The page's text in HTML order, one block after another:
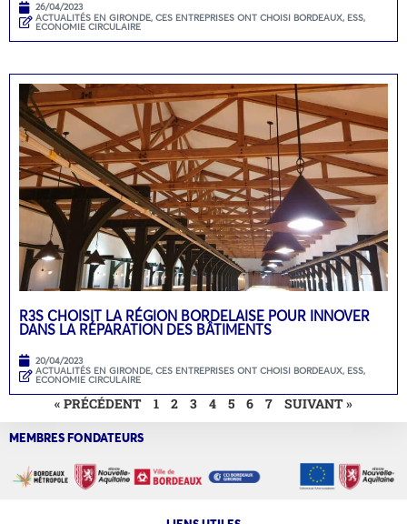
26/04/2023
ACTUALITÉS EN GIRONDE, CES ENTREPRISES ONT CHOISI BORDEAUX, ESS,
ECONOMIE CIRCULAIRE
R3S CHOISIT LA RÉGION BORDELAISE POUR INNOVER
DANS LA RÉPARATION DES BÂTIMENTS
20/04/2023
ACTUALITÉS EN GIRONDE, CES ENTREPRISES ONT CHOISI BORDEAUX, ESS,
ECONOMIE CIRCULAIRE
« PRÉCÉDENT 1 2 3 4 5 6 7 SUIVANT »
MEMBRES FONDATEURS